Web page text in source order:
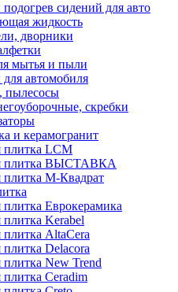
сидений для авто
жидкость
дворники
мытья и пыли
автомобиля
пылесосы
скребки
и керамогранит
плитка LCM
плитка ВЫСТАВКА
плитка М-Квадрат
плитка Еврокерамика
плитка Kerabel
плитка AltaCera
Delacora
плитка New Trend
плитка Ceradim